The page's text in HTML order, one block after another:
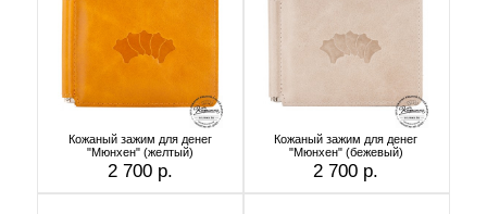
Кожаный зажим для денег
"Мюнхен" (желтый)
2 700 р.
Кожаный зажим для денег
"Мюнхен" (бежевый)
2 700 р.